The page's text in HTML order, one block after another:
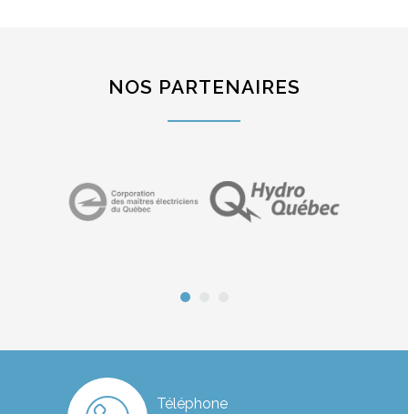
NOS PARTENAIRES
Téléphone